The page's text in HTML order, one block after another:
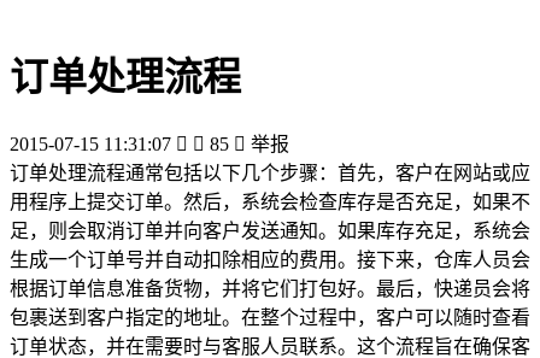
订单处理流程
2015-07-15 11:31:07   85  举报
订单处理流程通常包括以下几个步骤：首先，客户在网站或应
用程序上提交订单。然后，系统会检查库存是否充足，如果不
足，则会取消订单并向客户发送通知。如果库存充足，系统会
生成一个订单号并自动扣除相应的费用。接下来，仓库人员会
根据订单信息准备货物，并将它们打包好。最后，快递员会将
包裹送到客户指定的地址。在整个过程中，客户可以随时查看
订单状态，并在需要时与客服人员联系。这个流程旨在确保客